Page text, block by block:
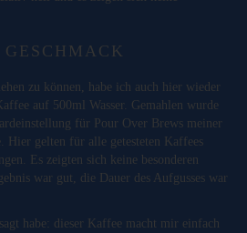
GESCHMACK
zu können, habe ich auch hier wieder
auf 500ml Wasser. Gemahlen wurde
für Pour Over Brews meiner
Hier gelten für alle getesteten Kaffees
Es zeigten sich keine besonderen
war gut, die Dauer des Aufgusses war
habe: dieser Kaffee macht mir einfach